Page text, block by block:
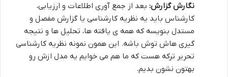
نگارش گزارش: بعد از جمع آوری اطلاعات و ارزیابی،
کارشناس باید یه نظریه کارشناسی یا گزارش مفصل و
مستدل بنویسه که همه ی یافته ها، تحلیل ها و نتیجه
گیری هاش توش باشه. این همون نمونه نظریه کارشناسی
تحریر ترکه هست که ما هم می خوایم یه مدل ازش رو
بهتون نشون بدیم.